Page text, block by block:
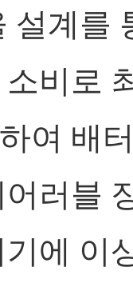
설계를
비로
여 배
러블
에 이